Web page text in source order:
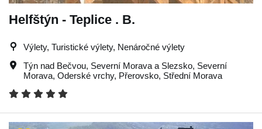
Helfštýn - Teplice . B.
Výlety, Turistické výlety, Nenáročné výlety
Týn nad Bečvou, Severní Morava a Slezsko, Severní
Morava, Oderské vrchy, Přerovsko, Střední Morava